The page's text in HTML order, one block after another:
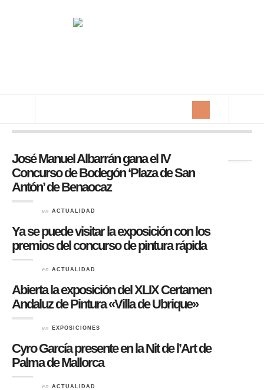
José Manuel Albarrán gana el IV
Concurso de Bodegón ‘Plaza de San
Antón’ de Benaocaz
en ACTUALIDAD
Ya se puede visitar la exposición con los
premios del concurso de pintura rápida
en ACTUALIDAD
Abierta la exposición del XLIX Certamen
Andaluz de Pintura «Villa de Ubrique»
en EXPOSICIONES
Cyro García presente en la Nit de l’Art de
Palma de Mallorca
en ACTUALIDAD